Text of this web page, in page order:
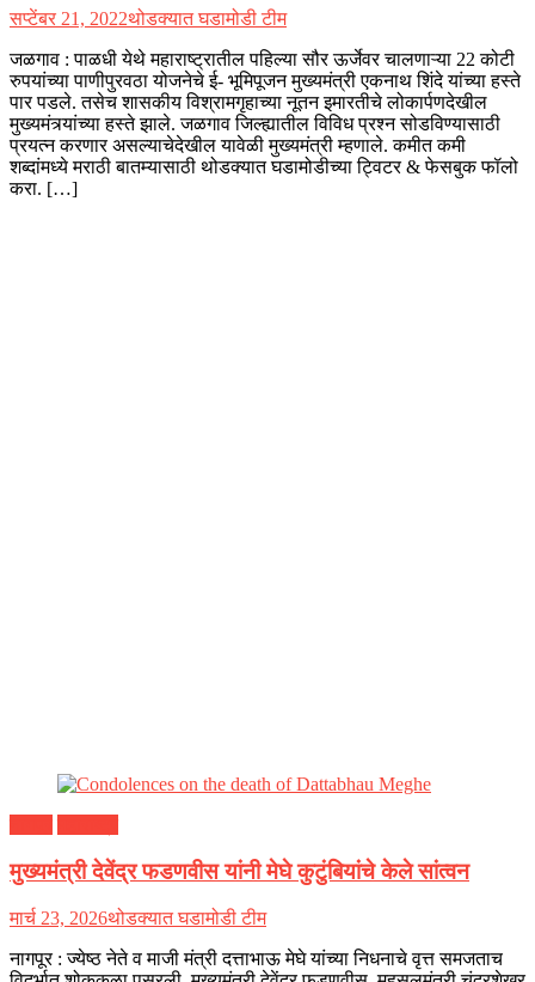
सप्टेंबर 21, 2022थोडक्यात घडामोडी टीम
जळगाव : पाळधी येथे महाराष्ट्रातील पहिल्या सौर ऊर्जेवर चालणाऱ्या 22 कोटी
रुपयांच्या पाणीपुरवठा योजनेचे ई- भूमिपूजन मुख्यमंत्री एकनाथ शिंदे यांच्या हस्ते
पार पडले. तसेच शासकीय विश्रामगृहाच्या नूतन इमारतीचे लोकार्पणदेखील
मुख्यमंत्र्यांच्या हस्ते झाले. जळगाव जिल्ह्यातील विविध प्रश्न सोडविण्यासाठी
प्रयत्न करणार असल्याचेदेखील यावेळी मुख्यमंत्री म्हणाले. कमीत कमी
शब्दांमध्ये मराठी बातम्यासाठी थोडक्यात घडामोडीच्या ट्विटर & फेसबुक फॉलो
करा. […]
मुख्यमंत्री देवेंद्र फडणवीस यांनी मेघे कुटुंबियांचे केले सांत्वन
मार्च 23, 2026थोडक्यात घडामोडी टीम
नागपूर : ज्येष्ठ नेते व माजी मंत्री दत्ताभाऊ मेघे यांच्या निधनाचे वृत्त समजताच